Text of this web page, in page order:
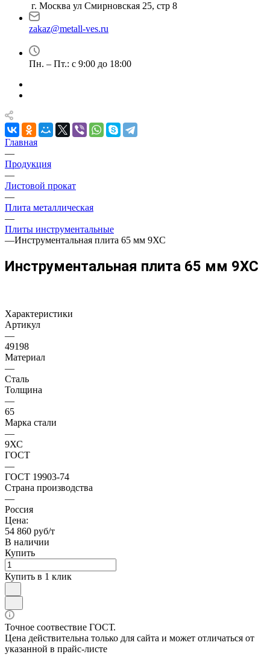
г. Москва ул Смирновская 25, стр 8
zakaz@metall-ves.ru
Пн. – Пт.: с 9:00 до 18:00
Главная
—
Продукция
—
Листовой прокат
—
Плита металлическая
—
Плиты инструментальные
—Инструментальная плита 65 мм 9ХС
Инструментальная плита 65 мм 9ХС
Характеристики
Артикул
—
49198
Материал
—
Сталь
Толщина
—
65
Марка стали
—
9ХС
ГОСТ
—
ГОСТ 19903-74
Страна производства
—
Россия
Цена:
54 860 руб/т
В наличии
Купить
Купить в 1 клик
Точное соотвествие ГОСТ.
Цена действительна только для сайта и может отличаться от
указанной в прайс-листе